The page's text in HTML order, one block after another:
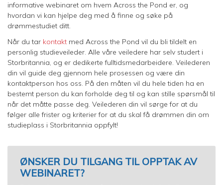
informative webinaret om hvem Across the Pond er, og
hvordan vi kan hjelpe deg med å finne og søke på
drømmestudiet ditt.
Når du tar kontakt med Across the Pond vil du bli tildelt en
personlig studieveileder. Alle våre veiledere har selv studert i
Storbritannia, og er dedikerte fulltidsmedarbeidere. Veilederen
din vil guide deg gjennom hele prosessen og være din
kontaktperson hos oss. På den måten vil du hele tiden ha en
bestemt person du kan forholde deg til og kan stille spørsmål til
når det måtte passe deg. Veilederen din vil sørge for at du
følger alle frister og kriterier for at du skal få drømmen din om
studieplass i Storbritannia oppfylt!
ØNSKER DU TILGANG TIL OPPTAK AV
WEBINARET?